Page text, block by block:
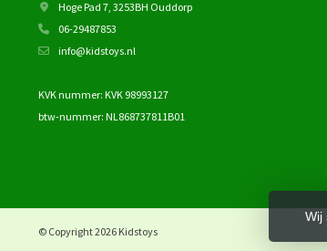
Wij
Hoge Pad 7, 3253BH Ouddorp
06-29487853
info@kidstoys.nl
KVK nummer: KVK 98993127
btw-nummer: NL868737811B01
© Copyright 2026 Kidstoys